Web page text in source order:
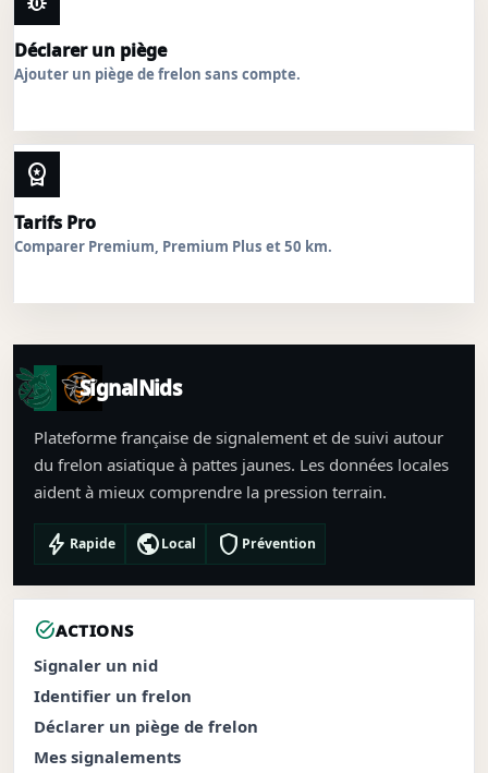
Déclarer un piège
Ajouter un piège de frelon sans compte.
workspace_premium
Tarifs Pro
Comparer Premium, Premium Plus et 50 km.
SignalNids
Plateforme française de signalement et de suivi autour
du frelon asiatique à pattes jaunes. Les données locales
aident à mieux comprendre la pression terrain.
bolt Rapide publicLocal shield Prévention
task_altACTIONS
Signaler un nid
Identifier un frelon
Déclarer un piège de frelon
Mes signalements